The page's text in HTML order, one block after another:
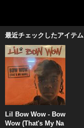
最近チェックしたアイテム
Lil Bow Wow - Bow
Wow (That's My Na